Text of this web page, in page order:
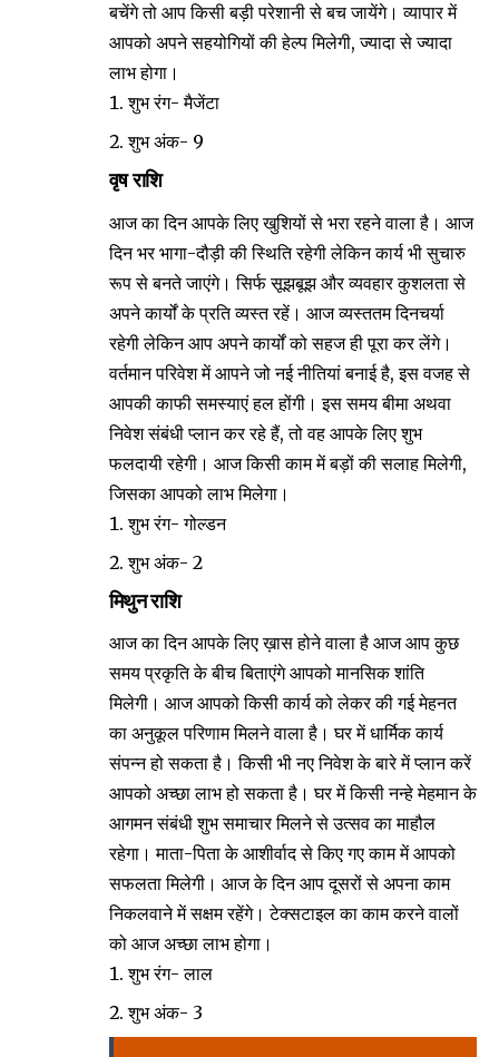
बचेंगे तो आप किसी बड़ी परेशानी से बच जायेंगे। व्यापार में
आपको अपने सहयोगियों की हेल्प मिलेगी, ज्यादा से ज्यादा
लाभ होगा।
शुभ रंग- मैजेंटा
शुभ अंक- 9
वृष राशि
आज का दिन आपके लिए खुशियों से भरा रहने वाला है। आज
दिन भर भागा-दौड़ी की स्थिति रहेगी लेकिन कार्य भी सुचारु
रूप से बनते जाएंगे। सिर्फ सूझबूझ और व्यवहार कुशलता से
अपने कार्यों के प्रति व्यस्त रहें। आज व्यस्ततम दिनचर्या
रहेगी लेकिन आप अपने कार्यों को सहज ही पूरा कर लेंगे।
वर्तमान परिवेश में आपने जो नई नीतियां बनाई है, इस वजह से
आपकी काफी समस्याएं हल होंगी। इस समय बीमा अथवा
निवेश संबंधी प्लान कर रहे हैं, तो वह आपके लिए शुभ
फलदायी रहेगी। आज किसी काम में बड़ों की सलाह मिलेगी,
जिसका आपको लाभ मिलेगा।
शुभ रंग- गोल्डन
शुभ अंक- 2
मिथुन राशि
आज का दिन आपके लिए ख़ास होने वाला है आज आप कुछ
समय प्रकृति के बीच बिताएंगे आपको मानसिक शांति
मिलेगी। आज आपको किसी कार्य को लेकर की गई मेहनत
का अनुकूल परिणाम मिलने वाला है। घर में धार्मिक कार्य
संपन्न हो सकता है। किसी भी नए निवेश के बारे में प्लान करें
आपको अच्छा लाभ हो सकता है। घर में किसी नन्हे मेहमान के
आगमन संबंधी शुभ समाचार मिलने से उत्सव का माहौल
रहेगा। माता-पिता के आशीर्वाद से किए गए काम में आपको
सफलता मिलेगी। आज के दिन आप दूसरों से अपना काम
निकलवाने में सक्षम रहेंगे। टेक्सटाइल का काम करने वालों
को आज अच्छा लाभ होगा।
शुभ रंग- लाल
शुभ अंक- 3